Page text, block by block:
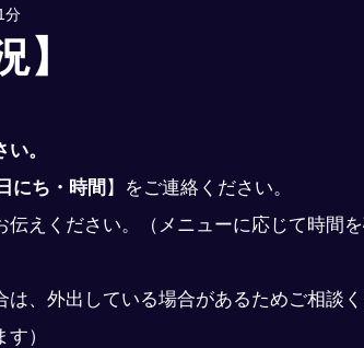
】
分
。
日にち・時間 】
をご連絡ください。
えください。（メニューに応じて時間
は、外出している場合があるためご相談く
）